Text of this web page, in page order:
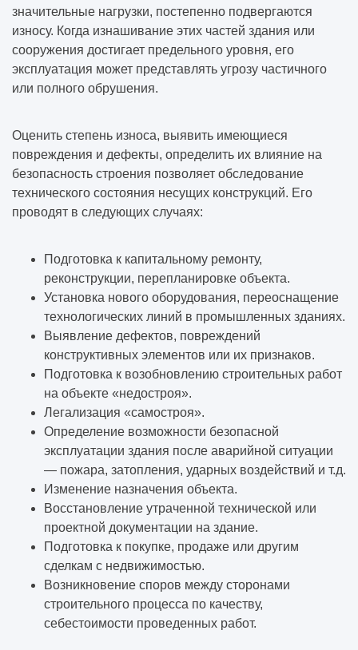
значительные нагрузки, постепенно подвергаются
износу. Когда изнашивание этих частей здания или
сооружения достигает предельного уровня, его
эксплуатация может представлять угрозу частичного
или полного обрушения.
Оценить степень износа, выявить имеющиеся
повреждения и дефекты, определить их влияние на
безопасность строения позволяет обследование
технического состояния несущих конструкций. Его
проводят в следующих случаях:
Подготовка к капитальному ремонту,
реконструкции, перепланировке объекта.
Установка нового оборудования, переоснащение
технологических линий в промышленных зданиях.
Выявление дефектов, повреждений
конструктивных элементов или их признаков.
Подготовка к возобновлению строительных работ
на объекте «недостроя».
Легализация «самостроя».
Определение возможности безопасной
эксплуатации здания после аварийной ситуации
— пожара, затопления, ударных воздействий и т.д.
Изменение назначения объекта.
Восстановление утраченной технической или
проектной документации на здание.
Подготовка к покупке, продаже или другим
сделкам с недвижимостью.
Возникновение споров между сторонами
строительного процесса по качеству,
себестоимости проведенных работ.